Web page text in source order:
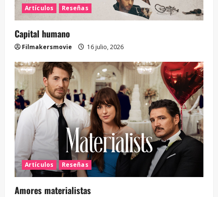
Artículos Reseñas
Capital humano
Filmakersmovie 16 julio, 2026
Artículos Reseñas
Amores materialistas